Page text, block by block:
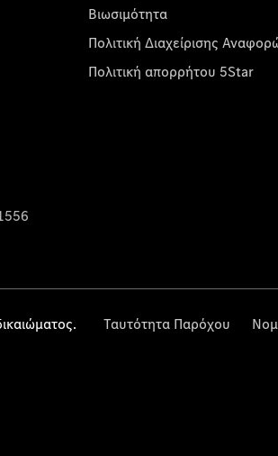
Βιωσιμότητα
Πολιτική Διαχείρισης
Πολιτική απορρήτου 5Star
Ταυτότητα Παρόχου